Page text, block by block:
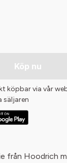
Köp nu
köpbar via vår
säljaren
från Hoodrich